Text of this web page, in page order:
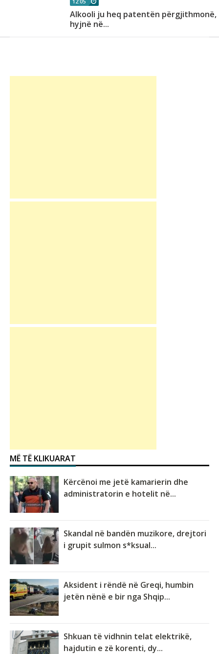
Alkooli ju heq patentën përgjithmonë,
hyjnë në...
MË TË KLIKUARAT
Kërcënoi me jetë kamarierin dhe
administratorin e hotelit në...
Skandal në bandën muzikore, drejtori
i grupit sulmon s*ksual...
Aksident i rëndë në Greqi, humbin
jetën nënë e bir nga Shqip...
Shkuan të vidhnin telat elektrikë,
hajdutin e zë korenti, dy...